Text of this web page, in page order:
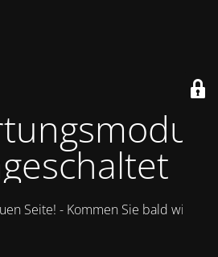
Seite! - Kommen Sie bald wieder.